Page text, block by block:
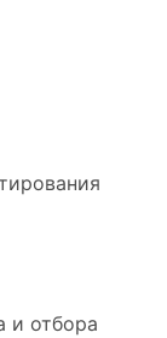
и отбора